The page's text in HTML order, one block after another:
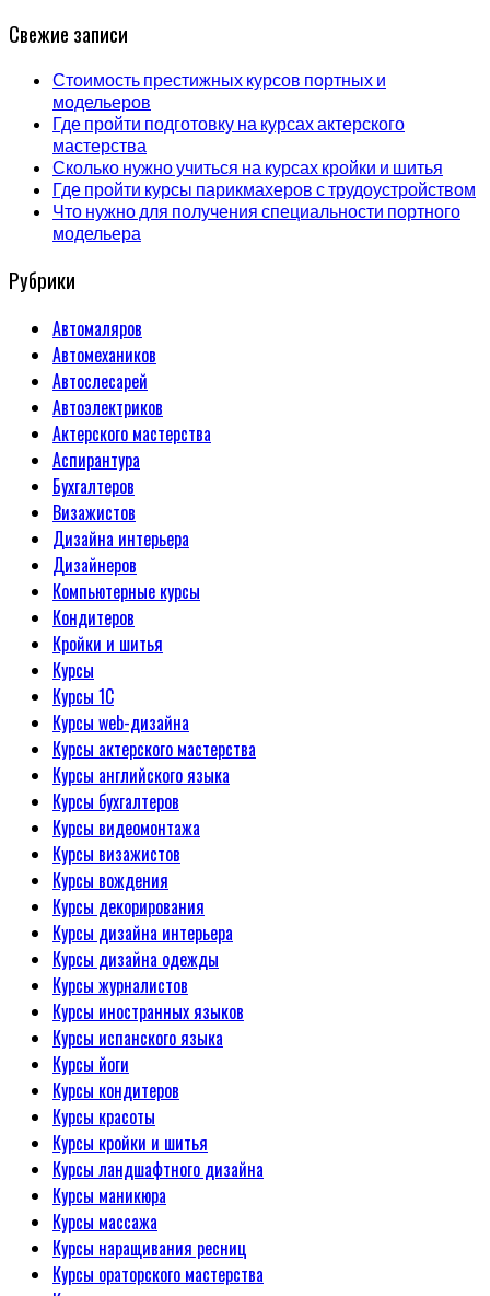
Свежие записи
Стоимость престижных курсов портных и
модельеров
Где пройти подготовку на курсах актерского
мастерства
Сколько нужно учиться на курсах кройки и шитья
Где пройти курсы парикмахеров с трудоустройством
Что нужно для получения специальности портного
модельера
Рубрики
Автомаляров
Автомехаников
Автослесарей
Автоэлектриков
Актерского мастерства
Аспирантура
Бухгалтеров
Визажистов
Дизайна интерьера
Дизайнеров
Компьютерные курсы
Кондитеров
Кройки и шитья
Курсы
Курсы 1С
Курсы web-дизайна
Курсы актерского мастерства
Курсы английского языка
Курсы бухгалтеров
Курсы видеомонтажа
Курсы визажистов
Курсы вождения
Курсы декорирования
Курсы дизайна интерьера
Курсы дизайна одежды
Курсы журналистов
Курсы иностранных языков
Курсы испанского языка
Курсы йоги
Курсы кондитеров
Курсы красоты
Курсы кройки и шитья
Курсы ландшафтного дизайна
Курсы маникюра
Курсы массажа
Курсы наращивания ресниц
Курсы ораторского мастерства